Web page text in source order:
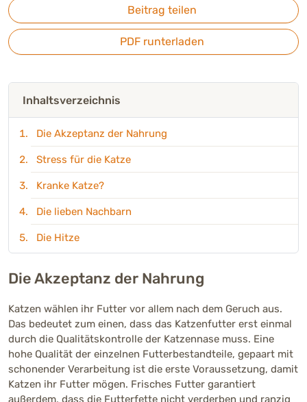
Beitrag teilen
PDF runterladen
Inhaltsverzeichnis
Die Akzeptanz der Nahrung
Stress für die Katze
Kranke Katze?
Die lieben Nachbarn
Die Hitze
Die Akzeptanz der Nahrung
Katzen wählen ihr Futter vor allem nach dem Geruch aus.
Das bedeutet zum einen, dass das Katzenfutter erst einmal
durch die Qualitätskontrolle der Katzennase muss. Eine
hohe Qualität der einzelnen Futterbestandteile, gepaart mit
schonender Verarbeitung ist die erste Voraussetzung, damit
Katzen ihr Futter mögen. Frisches Futter garantiert
außerdem, dass die Futterfette nicht verderben und ranzig